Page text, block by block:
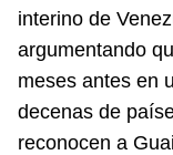
interino de
argumentando
meses antes en
decenas de
reconocen a